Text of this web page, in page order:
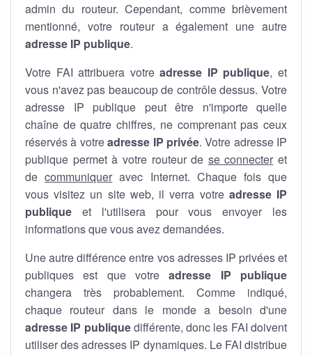
admin du routeur. Cependant, comme brièvement
mentionné, votre routeur a également une autre
adresse IP publique.
Votre FAI attribuera votreadresse IP publique, et
vous n'avez pas beaucoup de contrôle dessus. Votre
adresse IP publique peut être n'importe quelle
chaîne de quatre chiffres, ne comprenant pas ceux
réservés à votreadresse IP privée. Votre adresse IP
publique permet à votre routeur de se connecter et
decommuniquer avec Internet. Chaque fois que
vous visitez un site web, il verra votre adresse IP
publique et l'utilisera pour vous envoyer les
informations que vous avez demandées.
Une autre différence entre vos adresses IP privées et
publiques est que votreadresse IP publique
changera très probablement. Comme indiqué,
chaque routeur dans le monde a besoin d'une
adresse IP publiquedifférente, donc les FAI doivent
utiliser des adresses IP dynamiques. Le FAI distribue